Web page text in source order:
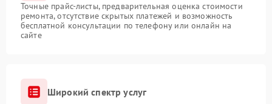
Точные прайс-листы, предварительная оценка стоимости
ремонта, отсутствие скрытых платежей и возможность
бесплатной консультации по телефону или онлайн на
сайте
Широкий спектр услуг